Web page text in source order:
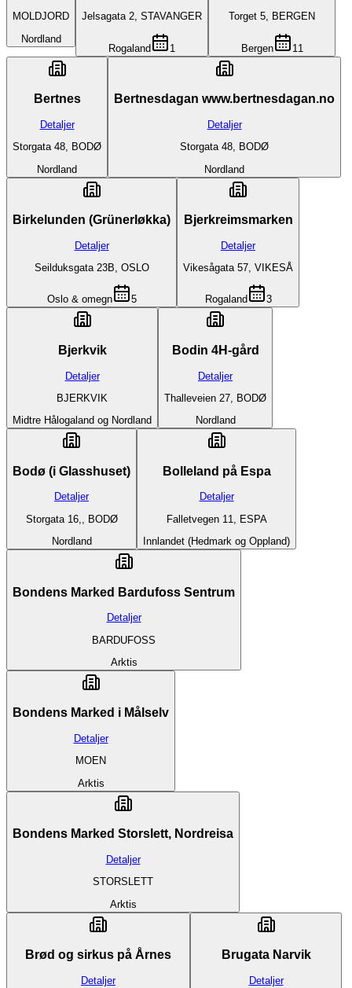
MOLDJORD
Nordland
Jelsagata 2, STAVANGER
Rogaland 1
Torget 5, BERGEN
Bergen 11
Bertnes
Detaljer
Storgata 48, BODØ
Nordland
Bertnesdagan www.bertnesdagan.no
Detaljer
Storgata 48, BODØ
Nordland
Birkelunden (Grünerløkka)
Detaljer
Seilduksgata 23B, OSLO
Oslo & omegn 5
Bjerkreimsmarken
Detaljer
Vikesågata 57, VIKESÅ
Rogaland 3
Bjerkvik
Detaljer
BJERKVIK
Midtre Hålogaland og Nordland
Bodin 4H-gård
Detaljer
Thalleveien 27, BODØ
Nordland
Bodø (i Glasshuset)
Detaljer
Storgata 16,, BODØ
Nordland
Bolleland på Espa
Detaljer
Falletvegen 11, ESPA
Innlandet (Hedmark og Oppland)
Bondens Marked Bardufoss Sentrum
Detaljer
BARDUFOSS
Arktis
Bondens Marked i Målselv
Detaljer
MOEN
Arktis
Bondens Marked Storslett, Nordreisa
Detaljer
STORSLETT
Arktis
Brød og sirkus på Årnes
Detaljer
Brugata Narvik
Detaljer